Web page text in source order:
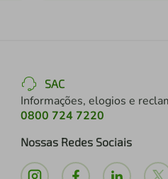
SAC
Informações, elogios e
0800 724 7220
Nossas Redes Sociais